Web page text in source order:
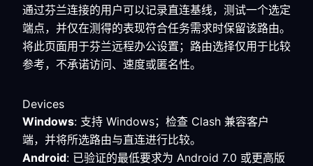
通过芬兰连接的用户可以记录直连基线，测试一个选定
端点，并仅在测得的表现符合任务需求时保留该路由。
将此页面用于芬兰远程办公设置；路由选择仅用于比较
参考，不承诺访问、速度或匿名性。
Devices
Windows: 支持 Windows；检查 Clash 兼容客户
端，并将所选路由与直连进行比较。
Android: 已验证的最低要求为 Android 7.0 或更高版